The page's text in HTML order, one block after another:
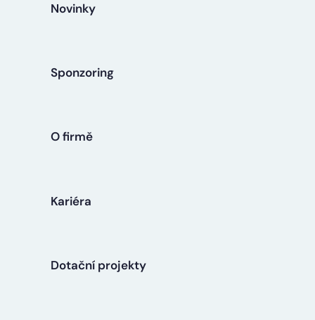
Novinky
Sponzoring
O firmě
Kariéra
Dotační projekty